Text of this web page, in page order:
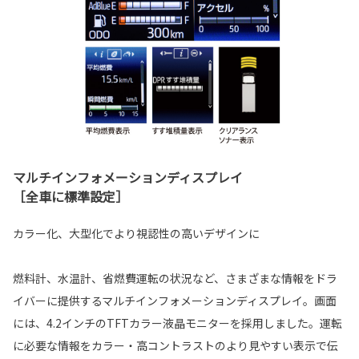
マルチインフォメーションディスプレイ
［全車に標準設定］
カラー化、大型化でより視認性の高いデザインに
燃料計、水温計、省燃費運転の状況など、さまざまな情報をドラ
イバーに提供するマルチインフォメーションディスプレイ。画面
には、4.2インチのTFTカラー液晶モニターを採用しました。運転
に必要な情報をカラー・高コントラストのより見やすい表示で伝